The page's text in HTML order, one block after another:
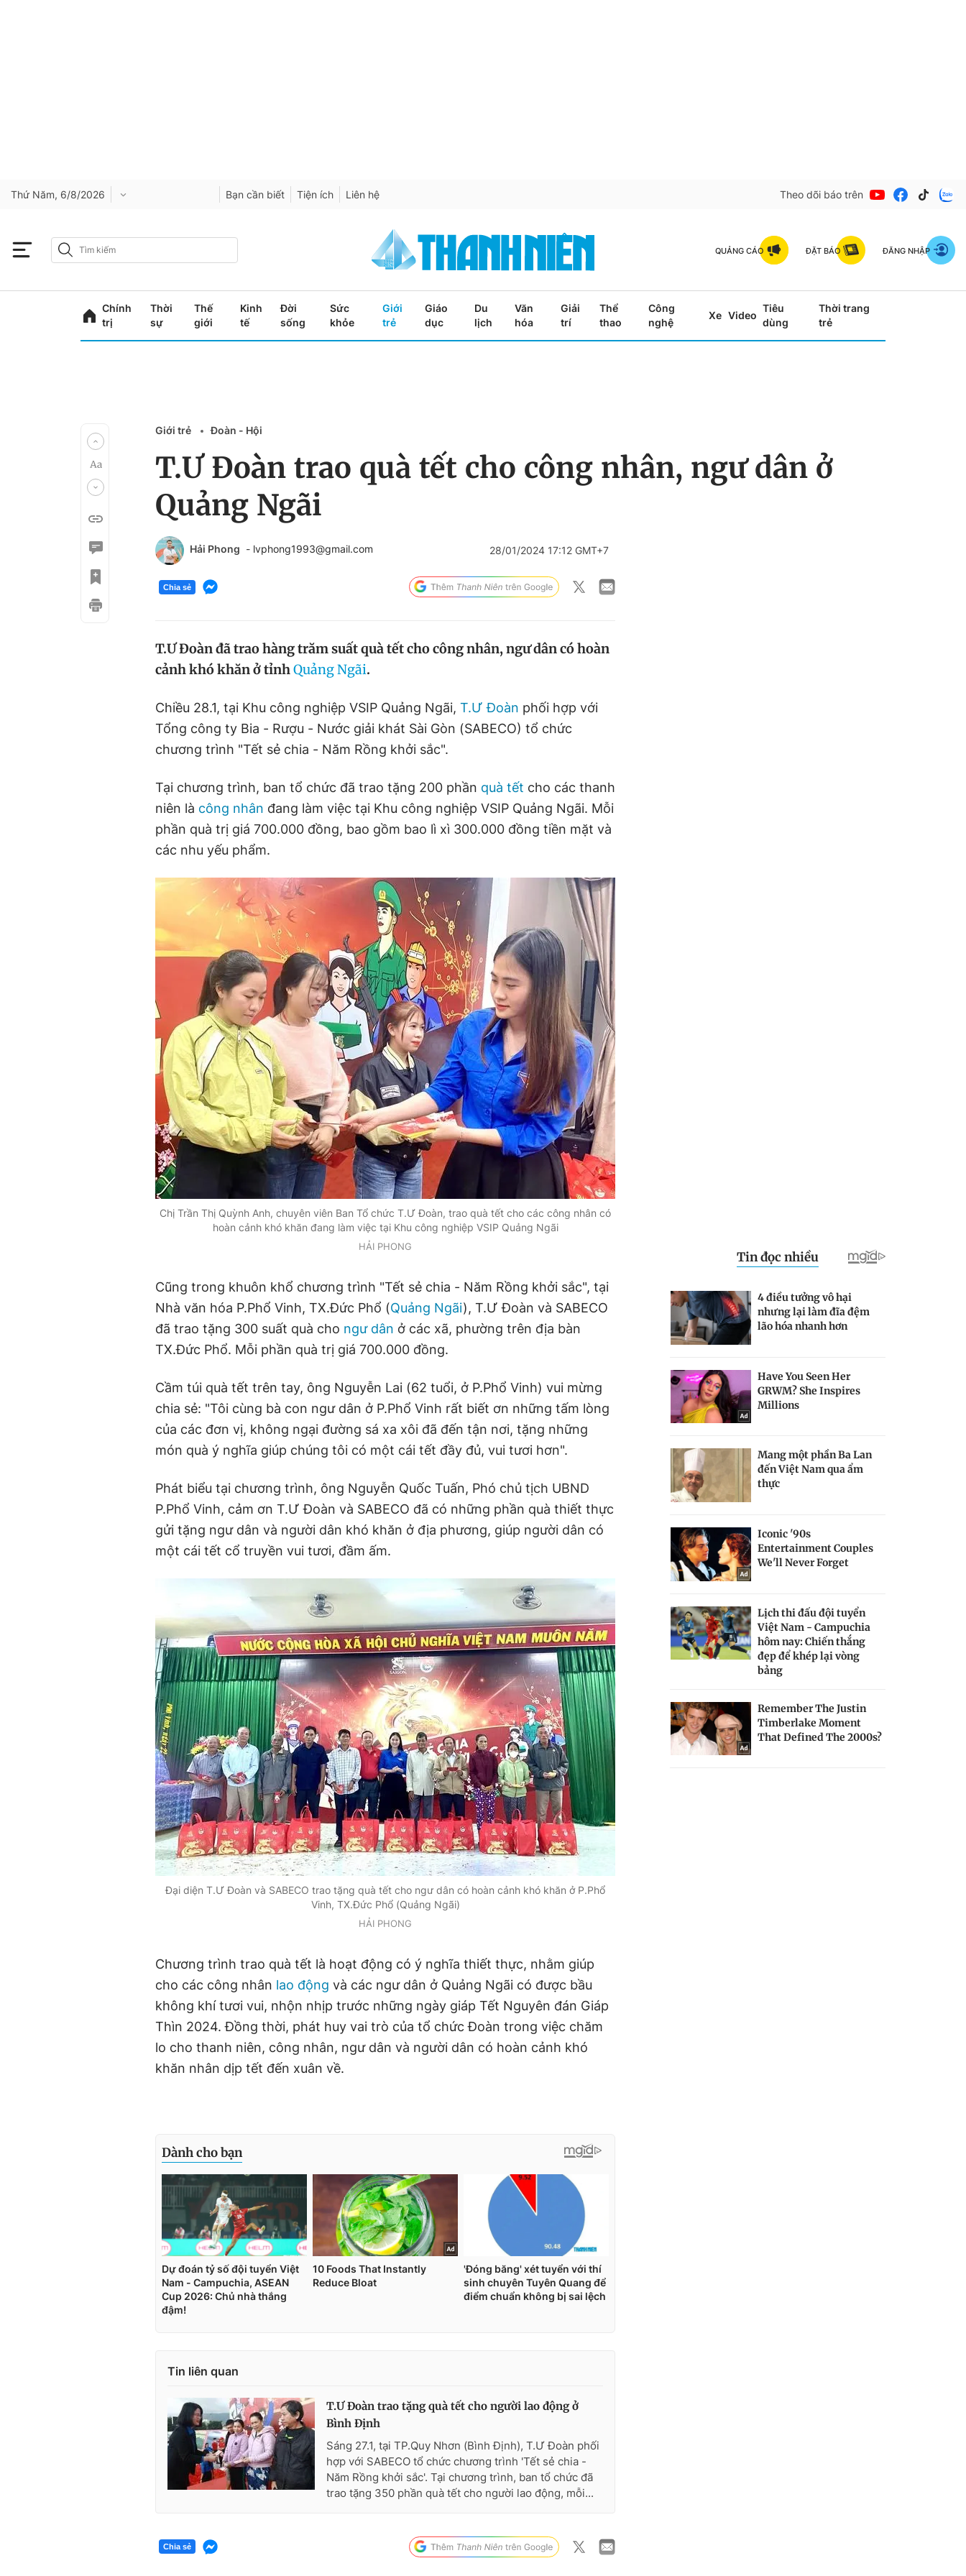
Thứ Năm, 6/8/2026 Bạn cần biết Tiện ích Liên hệ Theo dõi báo trên
QUẢNG CÁO ĐẶT BÁO ĐĂNG NHẬP
Chính
trị
Thời
sự
Thế
giới
Kinh
tế
Đời
sống
Sức
khỏe
Giới
trẻ
Giáo
dục
Du
lịch
Văn
hóa
Giải
trí
Thể
thao
Công
nghệ
Xe Video
Tiêu
dùng
Thời trang
trẻ
Giới trẻ Đoàn - Hội
T.Ư Đoàn trao quà tết cho công nhân, ngư dân ở
Quảng Ngãi
Hải Phong - lvphong1993@gmail.com 28/01/2024 17:12 GMT+7
Chia sẻ
T.Ư Đoàn đã trao hàng trăm suất quà tết cho công nhân, ngư dân có hoàn
cảnh khó khăn ở tỉnhQuảng Ngãi.
Chiều 28.1, tại Khu công nghiệp VSIP Quảng Ngãi, T.Ư Đoàn phối hợp với
Tổng công ty Bia - Rượu - Nước giải khát Sài Gòn (SABECO) tổ chức
chương trình "Tết sẻ chia - Năm Rồng khởi sắc".
Tại chương trình, ban tổ chức đã trao tặng 200 phần quà tết cho các thanh
niên là công nhân đang làm việc tại Khu công nghiệp VSIP Quảng Ngãi. Mỗi
phần quà trị giá 700.000 đồng, bao gồm bao lì xì 300.000 đồng tiền mặt và
các nhu yếu phẩm.
Chị Trần Thị Quỳnh Anh, chuyên viên Ban Tổ chức T.Ư Đoàn, trao quà tết cho các công nhân có
hoàn cảnh khó khăn đang làm việc tại Khu công nghiệp VSIP Quảng Ngãi
HẢI PHONG
Cũng trong khuôn khổ chương trình "Tết sẻ chia - Năm Rồng khởi sắc", tại
Nhà văn hóa P.Phổ Vinh, TX.Đức Phổ (Quảng Ngãi), T.Ư Đoàn và SABECO
đã trao tặng 300 suất quà cho ngư dân ở các xã, phường trên địa bàn
TX.Đức Phổ. Mỗi phần quà trị giá 700.000 đồng.
Cầm túi quà tết trên tay, ông Nguyễn Lai (62 tuổi, ở P.Phổ Vinh) vui mừng
chia sẻ: "Tôi cùng bà con ngư dân ở P.Phổ Vinh rất biết ơn những tấm lòng
của các đơn vị, không ngại đường sá xa xôi đã đến tận nơi, tặng những
món quà ý nghĩa giúp chúng tôi có một cái tết đầy đủ, vui tươi hơn".
Phát biểu tại chương trình, ông Nguyễn Quốc Tuấn, Phó chủ tịch UBND
P.Phổ Vinh, cảm ơn T.Ư Đoàn và SABECO đã có những phần quà thiết thực
gửi tặng ngư dân và người dân khó khăn ở địa phương, giúp người dân có
một cái tết cổ truyền vui tươi, đầm ấm.
Đại diện T.Ư Đoàn và SABECO trao tặng quà tết cho ngư dân có hoàn cảnh khó khăn ở P.Phổ
Vinh, TX.Đức Phổ (Quảng Ngãi)
HẢI PHONG
Chương trình trao quà tết là hoạt động có ý nghĩa thiết thực, nhằm giúp
cho các công nhân lao động và các ngư dân ở Quảng Ngãi có được bầu
không khí tươi vui, nhộn nhịp trước những ngày giáp Tết Nguyên đán Giáp
Thìn 2024. Đồng thời, phát huy vai trò của tổ chức Đoàn trong việc chăm
lo cho thanh niên, công nhân, ngư dân và người dân có hoàn cảnh khó
khăn nhân dịp tết đến xuân về.
Tin liên quan
T.Ư Đoàn trao tặng quà tết cho người lao động ở
Bình Định
Sáng 27.1, tại TP.Quy Nhơn (Bình Định), T.Ư Đoàn phối
hợp với SABECO tổ chức chương trình 'Tết sẻ chia -
Năm Rồng khởi sắc'. Tại chương trình, ban tổ chức đã
trao tặng 350 phần quà tết cho người lao động, mỗi...
Chia sẻ